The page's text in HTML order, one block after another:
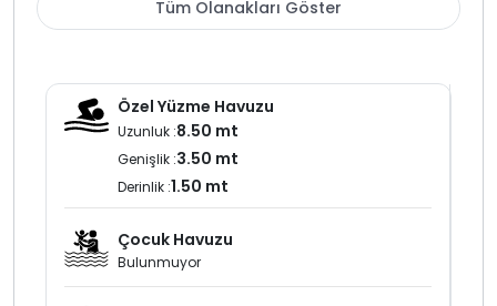
Özel yüzme havuzu 8.50 metre uzunluk 3.50 metre
bulunmaktadır
Kalkan Kördere bölgesi deniz manzaralı kiralık villa ve
seçenekleri ile öne çıkan bir lokasyondur villa
kiralama planı yapan misafirler için huzurlu ve konforlu
bir tatil alternatifi sunar
Tüm Olanakları Göster
Özel Yüzme Havuzu
Uzunluk :8.50 mt
Genişlik :3.50 mt
Derinlik :1.50 mt
Çocuk Havuzu
Bulunmuyor